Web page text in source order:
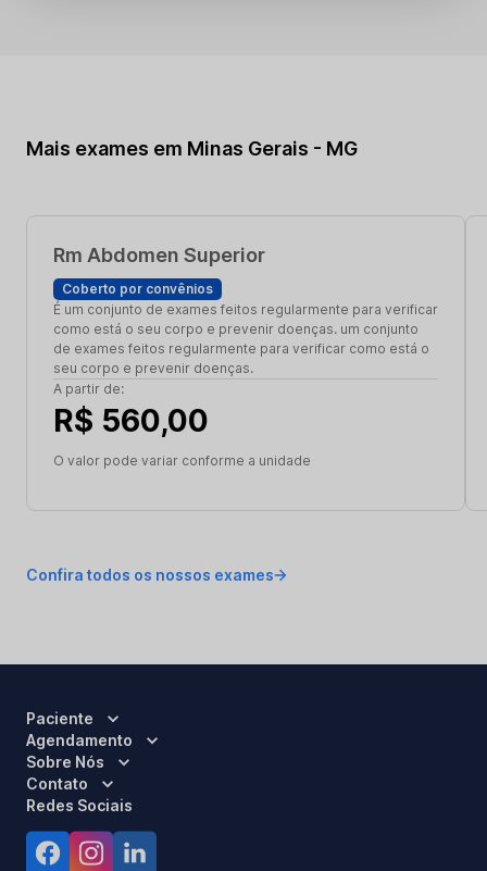
Mais exames em Minas Gerais - MG
Rm Abdomen Superior
Coberto por convênios
É um conjunto de exames feitos regularmente para verificar
como está o seu corpo e prevenir doenças. um conjunto
de exames feitos regularmente para verificar como está o
seu corpo e prevenir doenças.
A partir de:
R$ 560,00
O valor pode variar conforme a unidade
Confira todos os nossos exames
Paciente
Agendamento
Sobre Nós
Contato
Redes Sociais